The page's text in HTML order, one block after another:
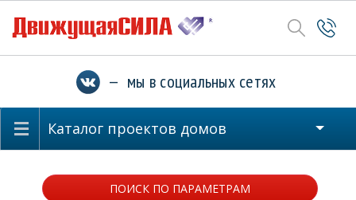
— мы в социальных сетях
Каталог проектов домов
ПОИСК ПО ПАРАМЕТРАМ